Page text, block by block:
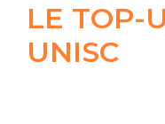
LE TOP-
UNISC